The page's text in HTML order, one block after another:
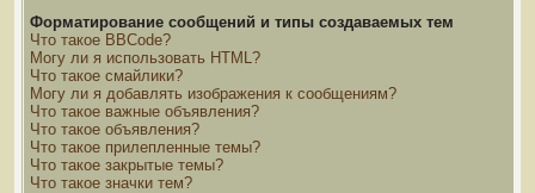
Форматирование сообщений и типы создаваемых тем
Что такое BBCode?
Могу ли я использовать HTML?
Что такое смайлики?
Могу ли я добавлять изображения к сообщениям?
Что такое важные объявления?
Что такое объявления?
Что такое прилепленные темы?
Что такое закрытые темы?
Что такое значки тем?